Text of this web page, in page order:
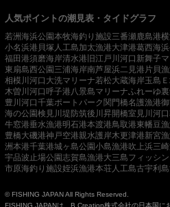
人気ポイントの潮見表・タイドグラフ
若洲海浜公園本牧海釣り施設三番瀬 鹿島港
小名浜港 貝塚人工島加太漁港大津港葛西海
福田港須磨海岸清水港 旧江戸川河口 新舞子
東扇島西公園三浦海岸南芦屋浜二見港 片貝
相模川河口 大洗マリーナ若松大蔵海岸玉島
木曽川河口呼子港 八景島マリーナふれーゆ裏
豊川河口千葉ポートパーク関門橋名護漁港
海の公園検見川堤防筑後川昇開橋室見川河口
牛窓港垂水漁港明石港本渡港鳥取港東幡豆
豊橋大磯港神戸空港親水護岸木更津港新宮
洲本港千葉港城ヶ島公園小島漁港吹上浜三
宇品波止場公園志賀島漁港大三島フィッシ
市原海釣り施設姪浜漁港本荘人工島古宇利島
© FISHING JAPAN All Rights Reserved.
FISHING JAPANは、B.Creation株式会社の日本国に